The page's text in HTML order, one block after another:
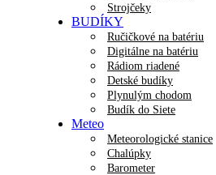
Strojčeky
BUDÍKY
Ručičkové na batériu
Digitálne na batériu
Rádiom riadené
Detské budíky
Plynulým chodom
Budík do Siete
Meteo
Meteorologické stanice
Chalúpky
Barometer